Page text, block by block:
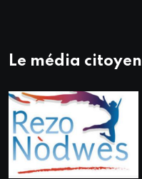
Le média citoyen